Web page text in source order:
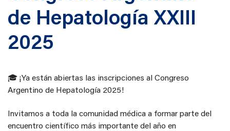
de Hepatología XXIII
2025
🎓 ¡Ya están abiertas las inscripciones al Congreso
Argentino de Hepatología 2025!
Invitamos a toda la comunidad médica a formar parte del
encuentro científico más importante del año en